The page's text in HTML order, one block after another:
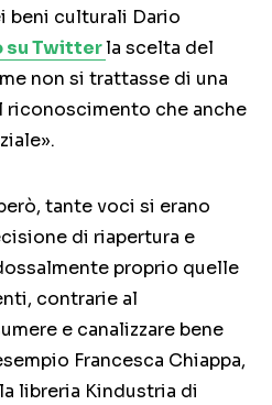
beni culturali Dario
su Twitterla scelta del
non si trattasse di una
riconoscimento che anche
tante voci si erano
di riapertura e
proprio quelle
contrarie al
e canalizzare bene
Francesca Chiappa,
libreria Kindustria di